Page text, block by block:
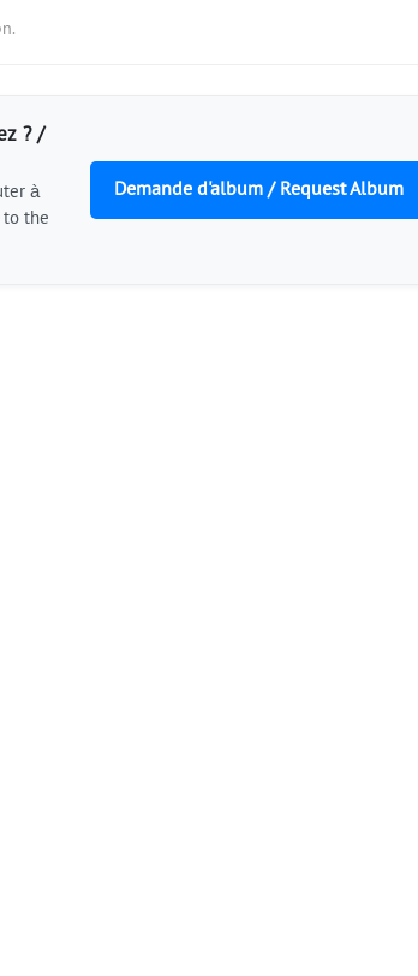
? /
à
the
Demande d'album / Request Album